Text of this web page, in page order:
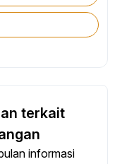
terkait
informasi